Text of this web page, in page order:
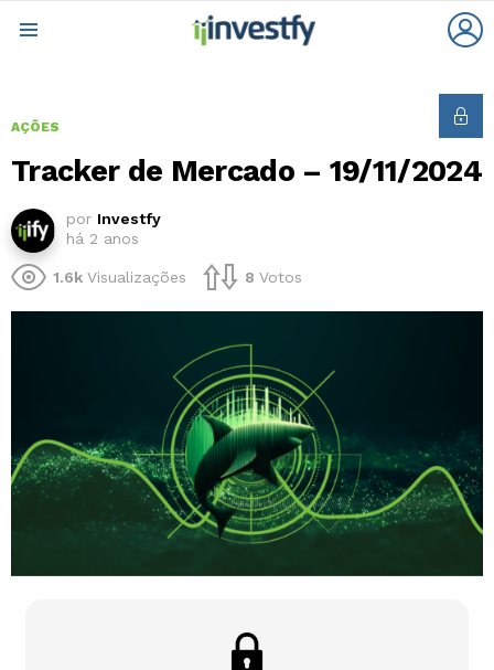
AÇÕES
Tracker de Mercado – 19/11/2024
por Investfy
há 2 anos
1.6k Visualizações 8 Votos